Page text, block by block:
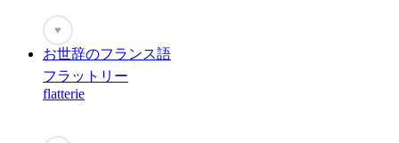
♥
お世辞のフランス語
フラットリー
flatterie